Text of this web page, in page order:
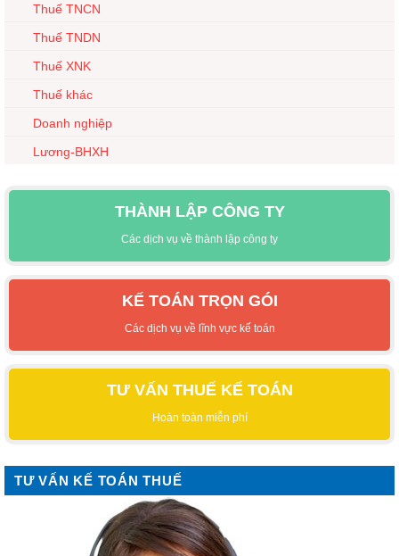
Thuế TNCN
Thuế TNDN
Thuế XNK
Thuế khác
Doanh nghiệp
Lương-BHXH
THÀNH LẬP CÔNG TY
Các dịch vụ về thành lập công ty
KẾ TOÁN TRỌN GÓI
Các dịch vụ về lĩnh vực kế toán
TƯ VẤN THUẾ KẾ TOÁN
Hoàn toàn miễn phí
TƯ VẤN KẾ TOÁN THUẾ